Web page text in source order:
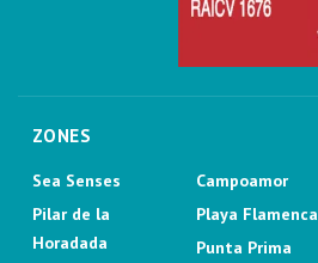
ZONES
Sea Senses
Pilar de la
Horadada
Campoamor
Playa Flamenca
Punta Prima